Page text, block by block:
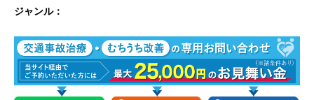
ジャンル：